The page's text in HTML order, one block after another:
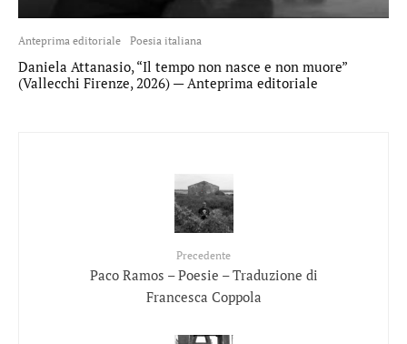
Anteprima editoriale Poesia italiana
Daniela Attanasio, “Il tempo non nasce e non muore”
(Vallecchi Firenze, 2026) — Anteprima editoriale
Precedente
Paco Ramos – Poesie – Traduzione di
Francesca Coppola